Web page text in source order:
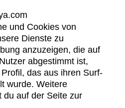
HINWEIS
COOKIES
und Cookies von
Dienste zu
anzuzeigen, die auf
abgestimmt ist,
das aus ihren Surf-
wurde. Weitere
du auf der Seite zur